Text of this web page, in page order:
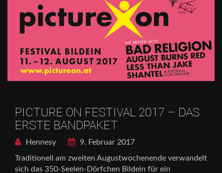
PICTURE ON FESTIVAL 2017 – DAS
ERSTE BANDPAKET
Hennesy
9. Februar 2017
Traditionell am zweiten Augustwochenende verwandelt
sich das 350-Seelen-Dörfchen Bildein für ein